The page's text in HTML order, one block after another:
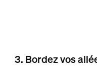
3. Bordez vos